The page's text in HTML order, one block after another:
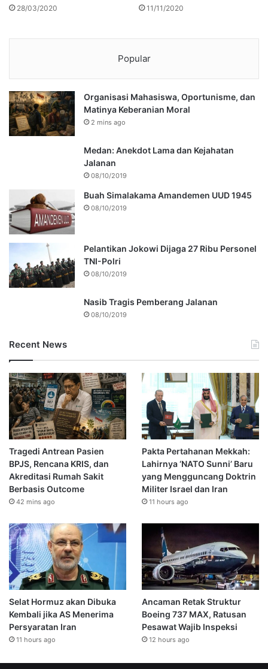
28/03/2020 11/11/2020
Popular
Organisasi Mahasiswa, Oportunisme, dan
Matinya Keberanian Moral
2 mins ago
Medan: Anekdot Lama dan Kejahatan
Jalanan
08/10/2019
Buah Simalakama Amandemen UUD 1945
08/10/2019
Pelantikan Jokowi Dijaga 27 Ribu Personel
TNI-Polri
08/10/2019
Nasib Tragis Pemberang Jalanan
08/10/2019
Recent News
Tragedi Antrean Pasien
BPJS, Rencana KRIS, dan
Akreditasi Rumah Sakit
Berbasis Outcome
42 mins ago
Pakta Pertahanan Mekkah:
Lahirnya ‘NATO Sunni’ Baru
yang Mengguncang Doktrin
Militer Israel dan Iran
11 hours ago
Selat Hormuz akan Dibuka
Kembali jika AS Menerima
Persyaratan Iran
11 hours ago
Ancaman Retak Struktur
Boeing 737 MAX, Ratusan
Pesawat Wajib Inspeksi
12 hours ago